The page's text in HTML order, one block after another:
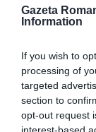
Gazeta
Information
If you wish to
processing of
targeted
section to
opt-out request
echipamentul
Un coleg de
simte rău şi
membrii